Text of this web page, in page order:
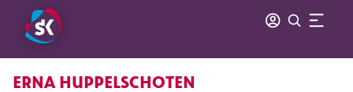
ERNA HUPPELSCHOTEN